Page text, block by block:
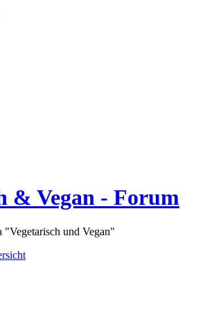
& Vegan - Forum
"Vegetarisch und Vegan"